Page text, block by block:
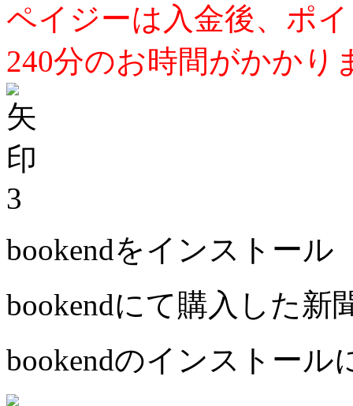
ペイジーは入金後、ポ
240分のお時間がかかり
3
bookendをインストール
bookendにて購入した新
bookendのインストール